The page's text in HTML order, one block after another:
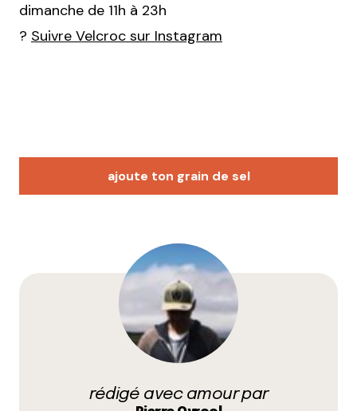
dimanche de 11h à 23h
? Suivre Velcroc sur Instagram
ajoute ton grain de sel
Votre adresse e-mail ne sera pas publiée.
champs obligatoires sont indiqués avec
Prévenez-moi de tous les nouveaux commentaires
rédigé avec amour par